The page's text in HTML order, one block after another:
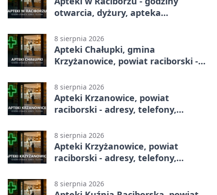
otwarcia, dyżury, apteka
8 sierpnia 2026
Apteki Chałupki, gmina
Krzyżanowice, powiat raciborski -
8 sierpnia 2026
Apteki Krzanowice, powiat
raciborski - adresy, telefony,
8 sierpnia 2026
Apteki Krzyżanowice, powiat
raciborski - adresy, telefony,
8 sierpnia 2026